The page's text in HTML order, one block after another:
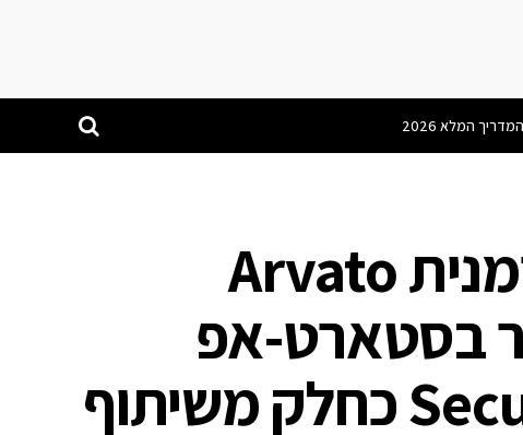
ענקית הפיננסים הגרמנית Arvato
דולר בסטארט-אפ
הישראלי SecuredTouch כחלק משיתוף